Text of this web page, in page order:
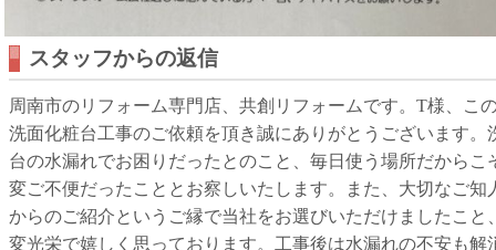
スタッフからの返信
周南市のリフォーム専門店、共創リフォームです。T様、こ
洗面化粧台工事のご依頼を頂き誠にありがとうございます。
台の水漏れでお困りだったとのこと、毎日使う場所だからこ
変ご不便だったこととお察しいたします。また、大切なご知
からのご紹介というご縁で当社をお選びいただけましたこと
変光栄で嬉しく思っております。工事後は水漏れの不安も解